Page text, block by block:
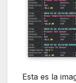
Esta es la